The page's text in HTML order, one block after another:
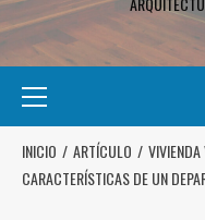
INICIO ARTÍCULO
CARACTERÍSTICAS DE UN